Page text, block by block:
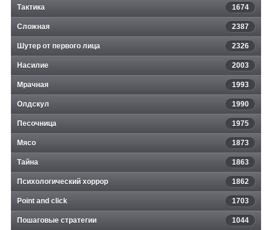
Тактика 1674
Сложная 2387
Шутер от первого лица 2326
Насилие 2003
Мрачная 1993
Олдскул 1990
Песочница 1975
Мясо 1873
Тайна 1863
Психологический хоррор 1862
Point and click 1703
Пошаговые стратегии 1044